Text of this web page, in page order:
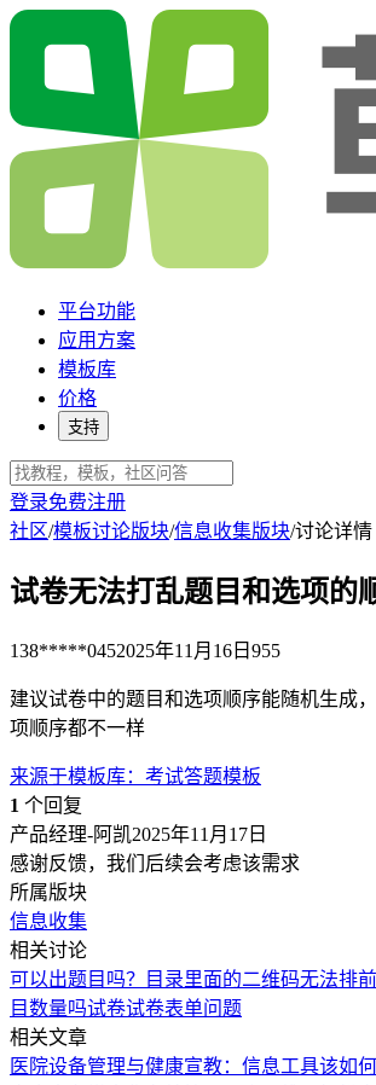
平台功能
应用方案
模板库
价格
支持
登录免费注册
社区/模板讨论版块/信息收集版块/讨论详情
试卷无法打乱题目和选项的
138*****0452025年11月16日 955
建议试卷中的题目和选项顺序能随机生成
项顺序都不一样
来源于模板库： 考试答题模板
1 个回复
产品经理-阿凯2025年11月17日
感谢反馈，我们后续会考虑该需求
所属版块
信息收集
相关讨论
可以出题目吗？
目录里面的二维码无法排
目数量吗试卷试卷表单问题
相关文章
医院设备管理与健康宣教：信息工具该如何